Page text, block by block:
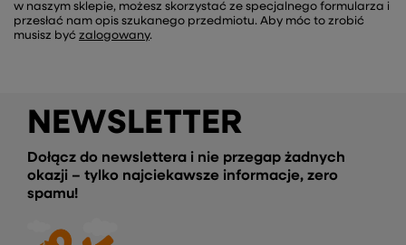
w naszym sklepie, możesz skorzystać ze specjalnego formularza i
przesłać nam opis szukanego przedmiotu. Aby móc to zrobić
musisz być zalogowany.
NEWSLETTER
Dołącz do newslettera i nie przegap żadnych
okazji – tylko najciekawsze informacje, zero
spamu!